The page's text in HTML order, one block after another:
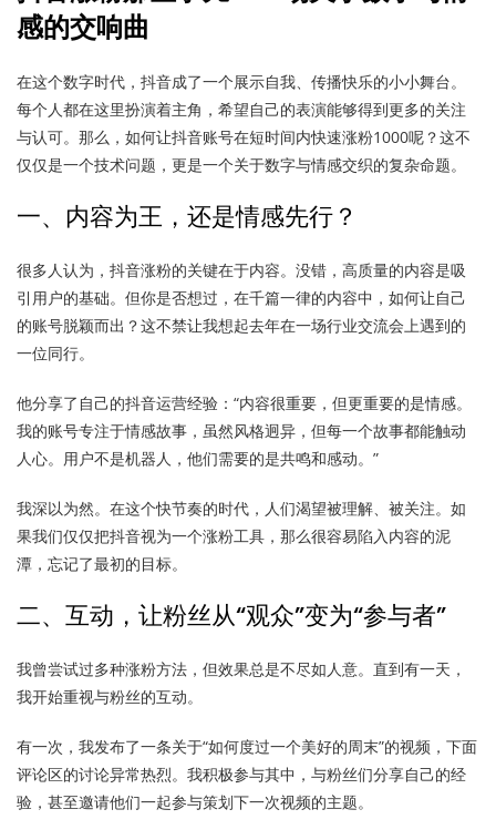
感的交响曲
在这个数字时代，抖音成了一个展示自我、传播快乐的小小舞台。
每个人都在这里扮演着主角，希望自己的表演能够得到更多的关注
与认可。那么，如何让抖音账号在短时间内快速涨粉1000呢？这不
仅仅是一个技术问题，更是一个关于数字与情感交织的复杂命题。
一、内容为王，还是情感先行？
很多人认为，抖音涨粉的关键在于内容。没错，高质量的内容是吸
引用户的基础。但你是否想过，在千篇一律的内容中，如何让自己
的账号脱颖而出？这不禁让我想起去年在一场行业交流会上遇到的
一位同行。
他分享了自己的抖音运营经验：“内容很重要，但更重要的是情感。
我的账号专注于情感故事，虽然风格迥异，但每一个故事都能触动
人心。用户不是机器人，他们需要的是共鸣和感动。”
我深以为然。在这个快节奏的时代，人们渴望被理解、被关注。如
果我们仅仅把抖音视为一个涨粉工具，那么很容易陷入内容的泥
潭，忘记了最初的目标。
二、互动，让粉丝从“观众”变为“参与者”
我曾尝试过多种涨粉方法，但效果总是不尽如人意。直到有一天，
我开始重视与粉丝的互动。
有一次，我发布了一条关于“如何度过一个美好的周末”的视频，下面
评论区的讨论异常热烈。我积极参与其中，与粉丝们分享自己的经
验，甚至邀请他们一起参与策划下一次视频的主题。